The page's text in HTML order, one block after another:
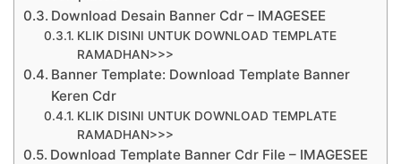
Download Desain Banner Cdr – IMAGESEE
KLIK DISINI UNTUK DOWNLOAD TEMPLATE
RAMADHAN>>>
Banner Template: Download Template Banner
Keren Cdr
KLIK DISINI UNTUK DOWNLOAD TEMPLATE
RAMADHAN>>>
Download Template Banner Cdr File – IMAGESEE